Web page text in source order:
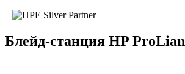
Блейд-станция HP